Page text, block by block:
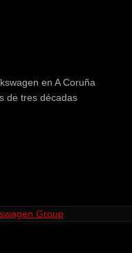
en A Coruña
de tres décadas